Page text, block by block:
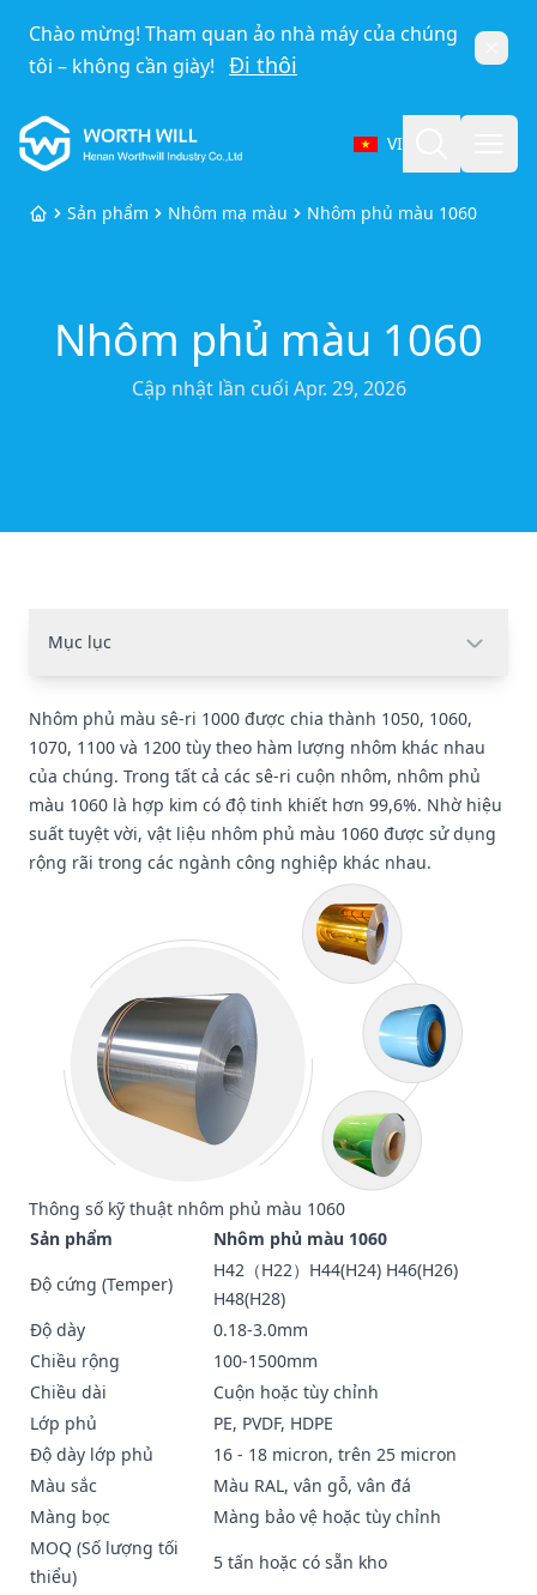
Chào mừng! Tham quan ảo nhà máy của chúng
tôi – không cần giày! Đi thôi Đóng
Worthwill
VI
Chọn ngôn ngữ
Trang chủSản phẩm Nhôm mạ màu Nhôm phủ màu 1060
Nhôm phủ màu 1060
Cập nhật lần cuối Apr. 29, 2026
Mục lục
Nhôm phủ màu sê-ri 1000 được chia thành 1050, 1060,
1070, 1100 và 1200 tùy theo hàm lượng nhôm khác nhau
của chúng. Trong tất cả các sê-ri cuộn nhôm, nhôm phủ
màu 1060 là hợp kim có độ tinh khiết hơn 99,6%. Nhờ hiệu
suất tuyệt vời, vật liệu nhôm phủ màu 1060 được sử dụng
rộng rãi trong các ngành công nghiệp khác nhau.
Thông số kỹ thuật nhôm phủ màu 1060
Sản phẩm
Nhôm phủ màu 1060
Độ cứng (Temper)
H42（H22）H44(H24) H46(H26)
H48(H28)
Độ dày
0.18-3.0mm
Chiều rộng
100-1500mm
Chiều dài
Cuộn hoặc tùy chỉnh
Lớp phủ
PE, PVDF, HDPE
Độ dày lớp phủ
16 - 18 micron, trên 25 micron
Màu sắc
Màu RAL, vân gỗ, vân đá
Màng bọc
Màng bảo vệ hoặc tùy chỉnh
MOQ (Số lượng tối
thiểu)
5 tấn hoặc có sẵn kho